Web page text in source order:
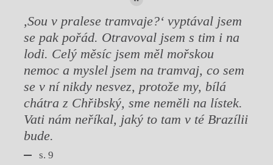
,Sou v pralese tramvaje?‘ vyptával jsem
se pak pořád. Otravoval jsem s tim i na
lodi. Celý měsíc jsem měl mořskou
nemoc a myslel jsem na tramvaj, co sem
se v ní nikdy nesvez, protože my, bílá
chátra z Chřibský, sme neměli na lístek.
Vati nám neříkal, jaký to tam v té Brazílii
bude.
s. 9